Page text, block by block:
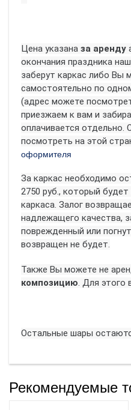
Цена указана за аренду
окончания праздника
заберут каркас либо Вы
самостоятельно по
(адрес можете
приезжаем к вам и
оплачивается
посмотреть на этой
оформителя
За каркас необходимо
2750 руб., который
каркаса. Залог
надлежащего качества,
поврежденный или
возвращен не будет.
Также Вы можете не
композицию. Для этого
Остальные шары
Рекомендуемые